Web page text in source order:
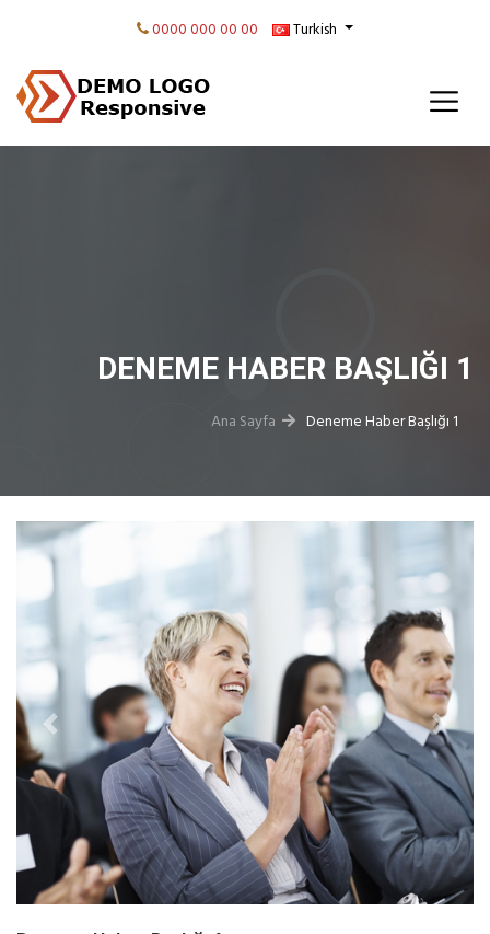
0000 000 00 00 Turkish
DENEME HABER BAŞLIĞI 1
Ana Sayfa Deneme Haber Başlığı 1
Previous Next